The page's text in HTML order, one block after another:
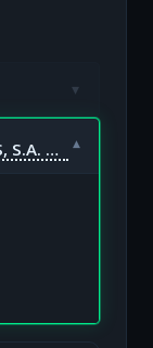
▾
COLT TECHNOLOGY SERVICES, S.A. UNIPERSONAL ▾